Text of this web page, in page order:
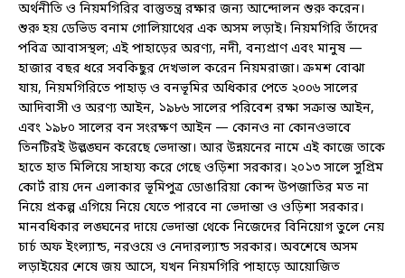
অর্থনীতি ও নিয়মগিরির বাস্তুতন্ত্র রক্ষার জন্য আন্দোলন শুরু করেন।
শুরু হয় ডেভিড বনাম গোলিয়াথের এক অসম লড়াই। নিয়মগিরি তাঁদের
পবিত্র আবাসস্থল; এই পাহাড়ের অরণ্য, নদী, বন্যপ্রাণ এবং মানুষ —
হাজার বছর ধরে সবকিছুর দেখভাল করেন নিয়মরাজা। ক্রমশ বোঝা
যায়, নিয়মগিরিতে পাহাড় ও বনভূমির অধিকার পেতে ২০০৬ সালের
আদিবাসী ও অরণ্য আইন, ১৯৮৬ সালের পরিবেশ রক্ষা সক্রান্ত আইন,
এবং ১৯৮০ সালের বন সংরক্ষণ আইন — কোনও না কোনওভাবে
তিনটিরই উল্লঙ্ঘন করেছে ভেদান্তা। আর উন্নয়নের নামে এই কাজে তাকে
হাতে হাত মিলিয়ে সাহায্য করে গেছে ওড়িশা সরকার। ২০১৩ সালে সুপ্রিম
কোর্ট রায় দেন এলাকার ভূমিপুত্র ডোঙারিয়া কোন্দ উপজাতির মত না
নিয়ে প্রকল্প এগিয়ে নিয়ে যেতে পারবে না ভেদান্তা ও ওড়িশা সরকার।
মানবধিকার লঙ্ঘনের দায়ে ভেদান্তা থেকে নিজেদের বিনিয়োগ তুলে নেয়
চার্চ অফ ইংল্যান্ড, নরওয়ে ও নেদারল্যান্ড সরকার। অবশেষে অসম
লড়াইয়ের শেষে জয় আসে, যখন নিয়মগিরি পাহাড়ে আয়োজিত